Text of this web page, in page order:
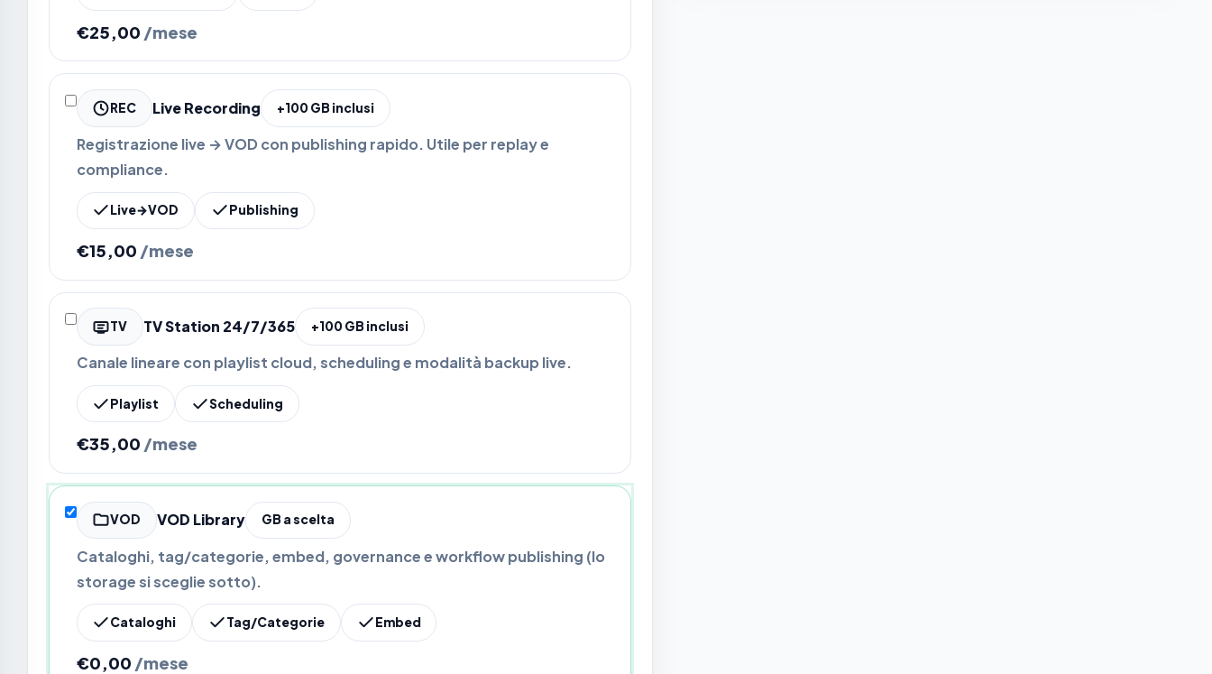
€25,00 /mese
REC Live Recording +100 GB inclusi
Registrazione live → VOD con publishing rapido. Utile per replay e
compliance.
Live→VOD Publishing
€15,00 /mese
TV TV Station 24/7/365 +100 GB inclusi
Canale lineare con playlist cloud, scheduling e modalità backup live.
Playlist Scheduling
€35,00 /mese
VOD VOD Library GB a scelta
Cataloghi, tag/categorie, embed, governance e workflow publishing (lo
storage si sceglie sotto).
Cataloghi Tag/Categorie Embed
€0,00 /mese